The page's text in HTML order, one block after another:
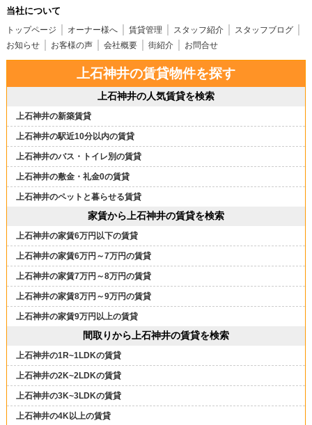
当社について
トップページ オーナー様へ 賃貸管理 スタッフ紹介
スタッフブログ
お知らせ
お客様の声 会社概要 街紹介 お問合せ
上石神井の賃貸物件を探す
上石神井の人気賃貸を検索
上石神井の新築賃貸
上石神井の駅近10分以内の賃貸
上石神井のバス・トイレ別の賃貸
上石神井の敷金・礼金0の賃貸
上石神井のペットと暮らせる賃貸
家賃から上石神井の賃貸を検索
上石神井の家賃6万円以下の賃貸
上石神井の家賃6万円～7万円の賃貸
上石神井の家賃7万円～8万円の賃貸
上石神井の家賃8万円～9万円の賃貸
上石神井の家賃9万円以上の賃貸
間取りから上石神井の賃貸を検索
上石神井の1R~1LDKの賃貸
上石神井の2K~2LDKの賃貸
上石神井の3K~3LDKの賃貸
上石神井の4K以上の賃貸